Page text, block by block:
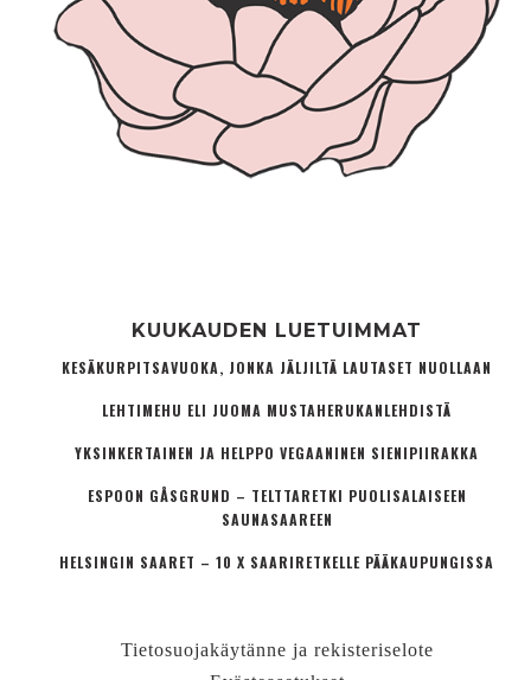
KUUKAUDEN LUETUIMMAT
KESÄKURPITSAVUOKA, JONKA JÄLJILTÄ LAUTASET NUOLLAAN
LEHTIMEHU ELI JUOMA MUSTAHERUKANLEHDISTÄ
YKSINKERTAINEN JA HELPPO VEGAANINEN SIENIPIIRAKKA
ESPOON GÅSGRUND – TELTTARETKI PUOLISALAISEEN
SAUNASAAREEN
HELSINGIN SAARET – 10 X SAARIRETKELLE PÄÄKAUPUNGISSA
Tietosuojakäytänne ja rekisteriselote